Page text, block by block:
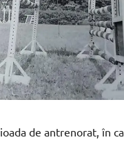
de antrenorat, în